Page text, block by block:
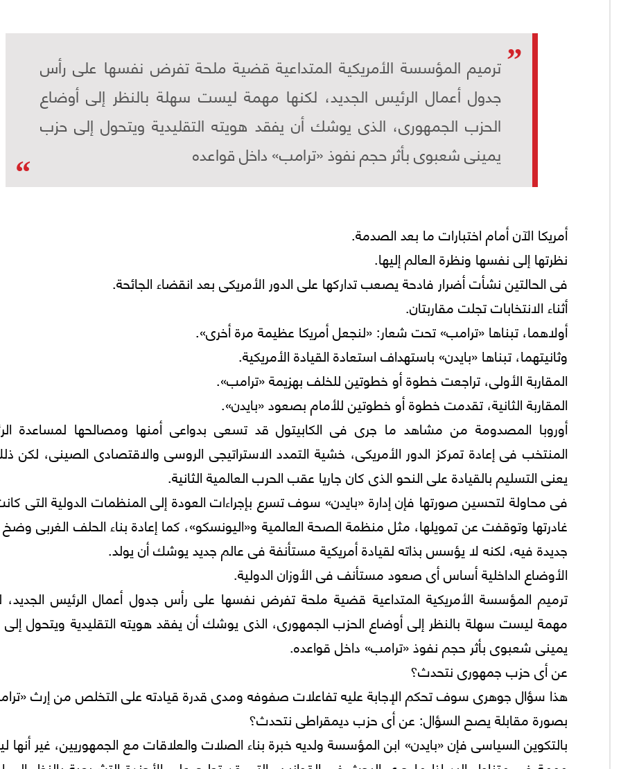
ترميم المؤسسة الأمريكية المتداعية قضية ملحة تفرض نفسها على رأس
جدول أعمال الرئيس الجديد، لكنها مهمة ليست سهلة بالنظر إلى أوضاع
الحزب الجمهورى، الذى يوشك أن يفقد هويته التقليدية ويتحول إلى حزب
يمينى شعبوى بأثر حجم نفوذ «ترامب» داخل قواعده
أمريكا الآن أمام اختبارات ما بعد الصدمة.
نظرتها إلى نفسها ونظرة العالم إليها.
فى الحالتين نشأت أضرار فادحة يصعب تداركها على الدور الأمريكى بعد انقضاء الجائحة.
أثناء الانتخابات تجلت مقاربتان.
أولاهما، تبناها «ترامب» تحت شعار: «لنجعل أمريكا عظيمة مرة أخرى».
وثانيتهما، تبناها «بايدن» باستهداف استعادة القيادة الأمريكية.
المقاربة الأولى، تراجعت خطوة أو خطوتين للخلف بهزيمة «ترامب».
المقاربة الثانية، تقدمت خطوة أو خطوتين للأمام بصعود «بايدن».
أوروبا المصدومة من مشاهد ما جرى فى الكابيتول قد تسعى بدواعى أمنها ومصالحها لمساعدة
المنتخب فى إعادة تمركز الدور الأمريكى، خشية التمدد الاستراتيجى الروسى والاقتصادى الصينى، لكن
يعنى التسليم بالقيادة على النحو الذى كان جاريا عقب الحرب العالمية الثانية.
فى محاولة لتحسين صورتها فإن إدارة «بايدن» سوف تسرع بإجراءات العودة إلى المنظمات الدولية التى
غادرتها وتوقفت عن تمويلها، مثل منظمة الصحة العالمية و«اليونسكو»، كما إعادة بناء الحلف الغربى
جديدة فيه، لكنه لا يؤسس بذاته لقيادة أمريكية مستأنفة فى عالم جديد يوشك أن يولد.
الأوضاع الداخلية أساس أى صعود مستأنف فى الأوزان الدولية.
ترميم المؤسسة الأمريكية المتداعية قضية ملحة تفرض نفسها على رأس جدول أعمال الرئيس الجديد،
مهمة ليست سهلة بالنظر إلى أوضاع الحزب الجمهورى، الذى يوشك أن يفقد هويته التقليدية ويتحول
يمينى شعبوى بأثر حجم نفوذ «ترامب» داخل قواعده.
عن أى حزب جمهورى نتحدث؟
هذا سؤال جوهرى سوف تحكم الإجابة عليه تفاعلات صفوفه ومدى قدرة قيادته على التخلص من إرث
بصورة مقابلة يصح السؤال: عن أى حزب ديمقراطى نتحدث؟
بالتكوين السياسى فإن «بايدن» ابن المؤسسة ولديه خبرة بناء الصلات والعلاقات مع الجمهوريين، غير